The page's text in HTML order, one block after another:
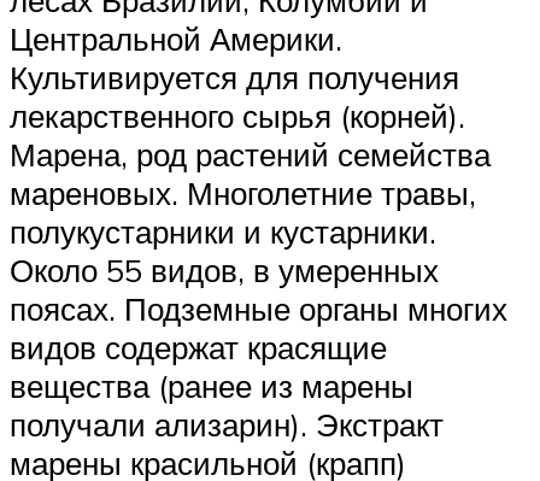
Центральной Америки.
Культивируется для получения
лекарственного сырья (корней).
Марена, род растений семейства
мареновых. Многолетние травы,
полукустарники и кустарники.
Около 55 видов, в умеренных
поясах. Подземные органы многих
видов содержат красящие
вещества (ранее из марены
получали ализарин). Экстракт
марены красильной (крапп)